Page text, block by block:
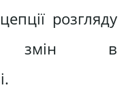
розгляду
змін в